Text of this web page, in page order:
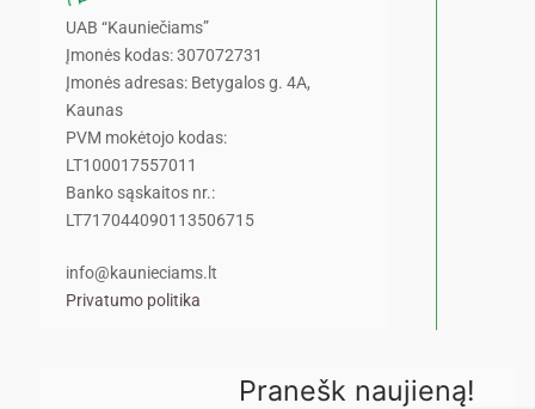
UAB “Kauniečiams”
Įmonės kodas: 307072731
Įmonės adresas: Betygalos g. 4A,
Kaunas
PVM mokėtojo kodas:
LT100017557011
Banko sąskaitos nr.:
LT717044090113506715
info@kaunieciams.lt
Privatumo politika
Pranešk naujieną!